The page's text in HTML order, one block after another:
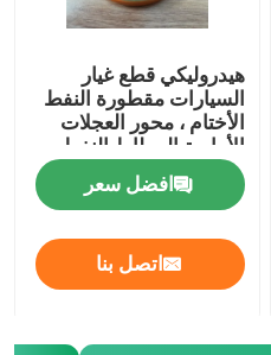
هيدروليكي قطع غيار
السيارات مقطورة النفط
الأختام ، محور العجلات
الأمامية المطاط النفط
ختم موتور سيارة تحمل
افضل سعر
اتصل بنا